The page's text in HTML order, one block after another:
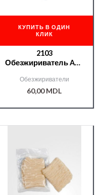
КУПИТЬ В ОДИН
КЛИК
2103
Обезжириватель APP
Обезжириватели
60,00MDL